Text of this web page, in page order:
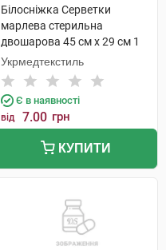
Білосніжка Серветки
марлева стерильна
двошарова 45 см х 29 см 1
шт
Укрмедтекстиль
Є в наявності
від 7.00 грн
КУПИТИ